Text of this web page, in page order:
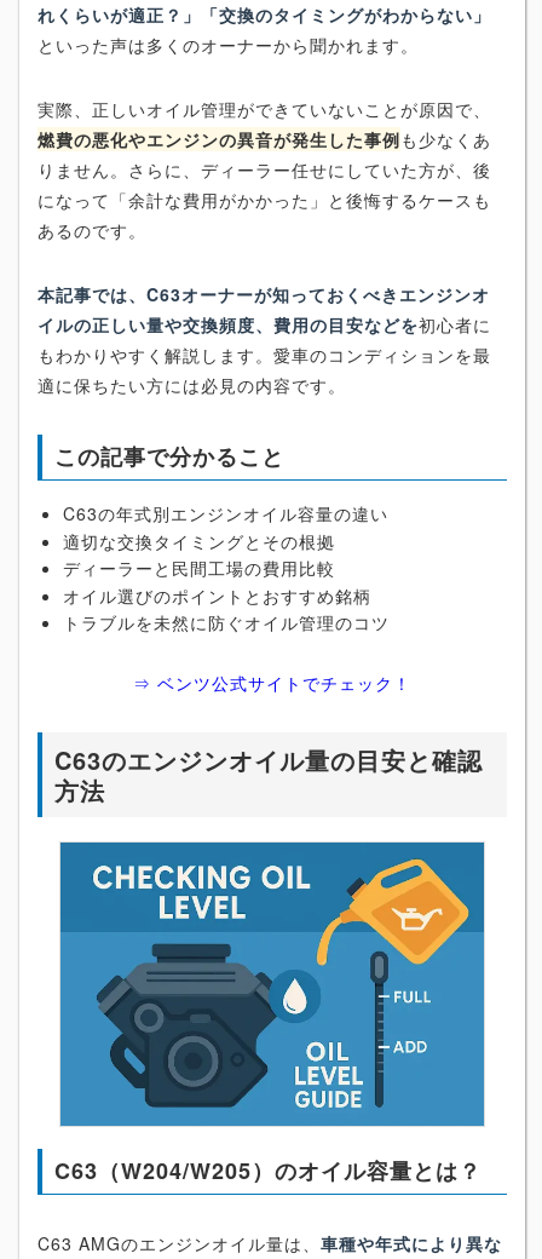
れくらいが適正？」「交換のタイミングがわからない」
といった声は多くのオーナーから聞かれます。
実際、正しいオイル管理ができていないことが原因で、
燃費の悪化やエンジンの異音が発生した事例も少なくあ
りません。さらに、ディーラー任せにしていた方が、後
になって「余計な費用がかかった」と後悔するケースも
あるのです。
本記事では、C63オーナーが知っておくべきエンジンオ
イルの正しい量や交換頻度、費用の目安などを初心者に
もわかりやすく解説します。愛車のコンディションを最
適に保ちたい方には必見の内容です。
この記事で分かること
C63の年式別エンジンオイル容量の違い
適切な交換タイミングとその根拠
ディーラーと民間工場の費用比較
オイル選びのポイントとおすすめ銘柄
トラブルを未然に防ぐオイル管理のコツ
⇒ ベンツ公式サイトでチェック！
C63のエンジンオイル量の目安と確認
方法
C63（W204/W205）のオイル容量とは？
C63 AMGのエンジンオイル量は、 車種や年式により異な